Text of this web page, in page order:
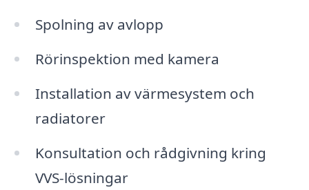
Spolning av avlopp
Rörinspektion med kamera
Installation av värmesystem och
radiatorer
Konsultation och rådgivning kring
VVS-lösningar